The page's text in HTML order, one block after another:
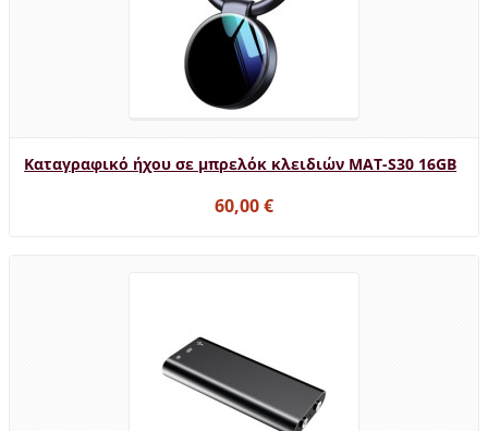
Καταγραφικό ήχου σε μπρελόκ κλειδιών MAT-S30 16GB
60,00 €